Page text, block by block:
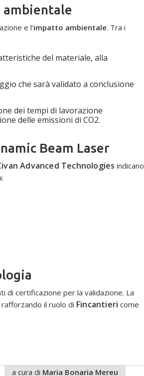
e l’impatto ambientale. Tra i
del materiale, alla
che sarà validato a conclusione
dei tempi di lavorazione
delle emissioni di CO2.
Beam Laser
Advanced Technologies indicano
di certificazione per la validazione. La
il ruolo di Fincantieri come
a cura di Maria Bonaria Mereu